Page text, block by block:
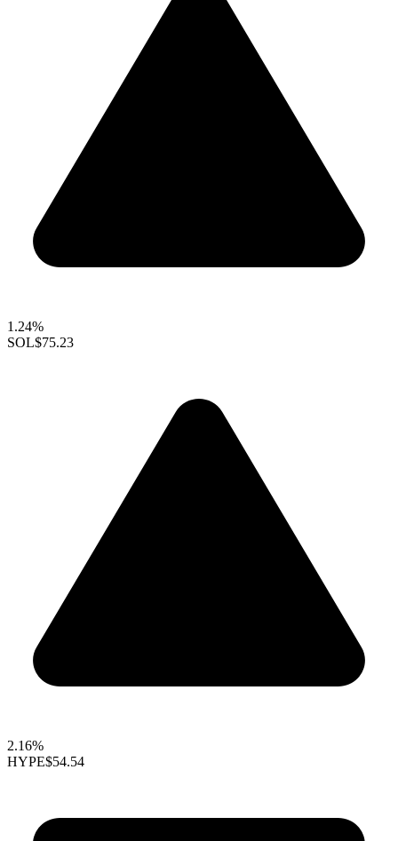
1.24%
SOL$75.23
2.16%
HYPE$54.54